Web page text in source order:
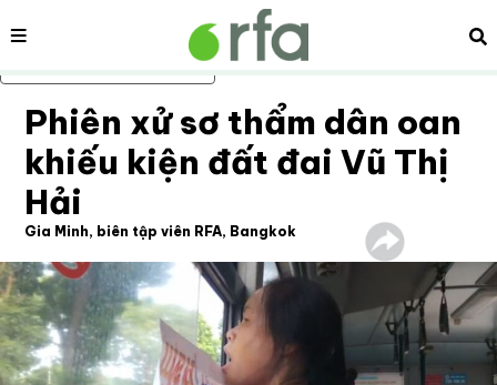
Bỏ qua nội dung chính
Nội dung
Phiên xử sơ thẩm dân oan
khiếu kiện đất đai Vũ Thị
Hải
Gia Minh, biên tập viên RFA, Bangkok